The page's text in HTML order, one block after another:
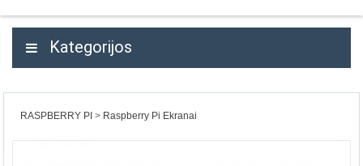
Kategorijos
RASPBERRY PI Raspberry Pi Ekranai